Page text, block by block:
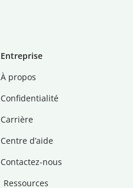
Entreprise
À propos
Confidentialité
Carrière
Centre d’aide
Contactez-nous
Ressources